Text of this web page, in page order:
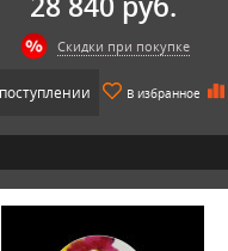
Скидки при покупке
В избранное